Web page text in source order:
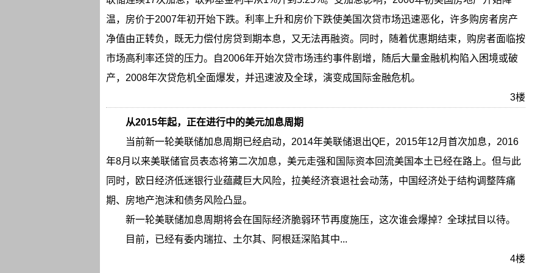
温，房价于2007年初开始下跌。利率上升和房价下跌使美国次贷市场迅速恶化，许多购房者房产
净值由正转负，既无力偿付房贷到期本息，又无法再融资。同时，随着优惠期结束，购房者面临按
市场高利率还贷的压力。自2006年开始次贷市场违约事件剧增，随后大量金融机构陷入困境或破
产，2008年次贷危机全面爆发，并迅速波及全球，演变成国际金融危机。
3楼
从2015年起，正在进行中的美元加息周期
当前新一轮美联储加息周期已经启动，2014年美联储退出QE，2015年12月首次加息，2016
年8月以来美联储官员表态将第二次加息，美元走强和国际资本回流美国本土已经在路上。但与此
同时，欧日经济低迷银行业蕴藏巨大风险，拉美经济衰退社会动荡，中国经济处于结构调整阵痛
期、房地产泡沫和债务风险凸显。
新一轮美联储加息周期将会在国际经济脆弱环节再度施压，这次谁会爆掉？全球拭目以待。
目前，已经有委内瑞拉、土尔其、阿根廷深陷其中...
4楼